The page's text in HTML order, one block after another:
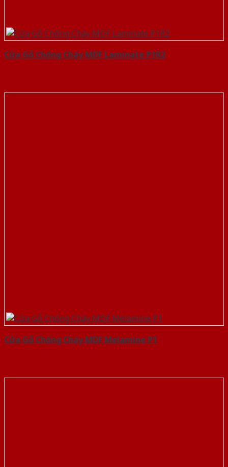
Cửa Gỗ Chống Cháy MDF Laminate P1R2
Cửa Gỗ Chống Cháy MDF Melamine P1